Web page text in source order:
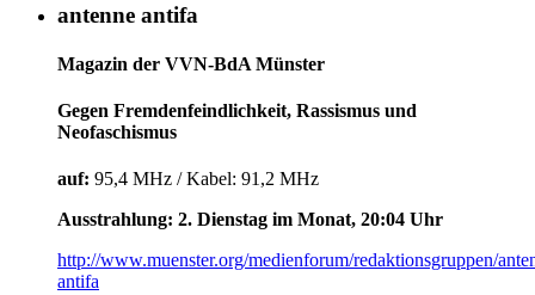
antenne antifa
Magazin der VVN-BdA Münster
Gegen Fremdenfeindlichkeit, Rassismus und
Neofaschismus
auf: 95,4 MHz / Kabel: 91,2 MHz
Ausstrahlung: 2. Dienstag im Monat, 20:04 Uhr
http://www.muenster.org/medienforum/redaktionsgruppen/
antifa